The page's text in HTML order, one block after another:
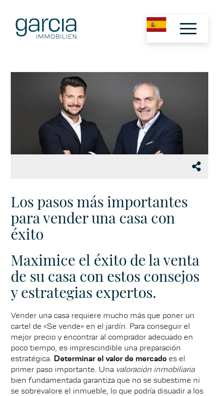
Los pasos más importantes
para vender una casa con
éxito
Maximice el éxito de la venta
de su casa con estos consejos
y estrategias expertos.
Vender una casa requiere mucho más que poner un
cartel de «Se vende» en el jardín. Para conseguir el
mejor precio y encontrar al comprador adecuado en
poco tiempo, es imprescindible una preparación
estratégica. Determinar el valor de mercado es el
primer paso importante. Una valoración inmobiliaria
bien fundamentada garantiza que no se subestime ni
se sobrevalore el inmueble, lo que podría disuadir a los